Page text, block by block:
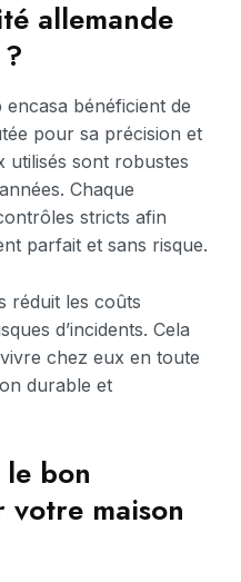
allemande
bénéficient de
pour sa précision et
utilisés sont robustes
Chaque
stricts afin
parfait et sans risque.
réduit les coûts
d’incidents. Cela
chez eux en toute
durable et
bon
maison